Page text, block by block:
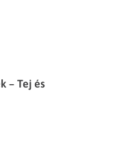
– Tej és